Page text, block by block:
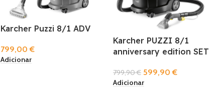
Karcher Puzzi 8/1 ADV
799,00€
Adicionar
Karcher PUZZI 8/1
anniversary edition SET
799,90€ 599,90€
Adicionar